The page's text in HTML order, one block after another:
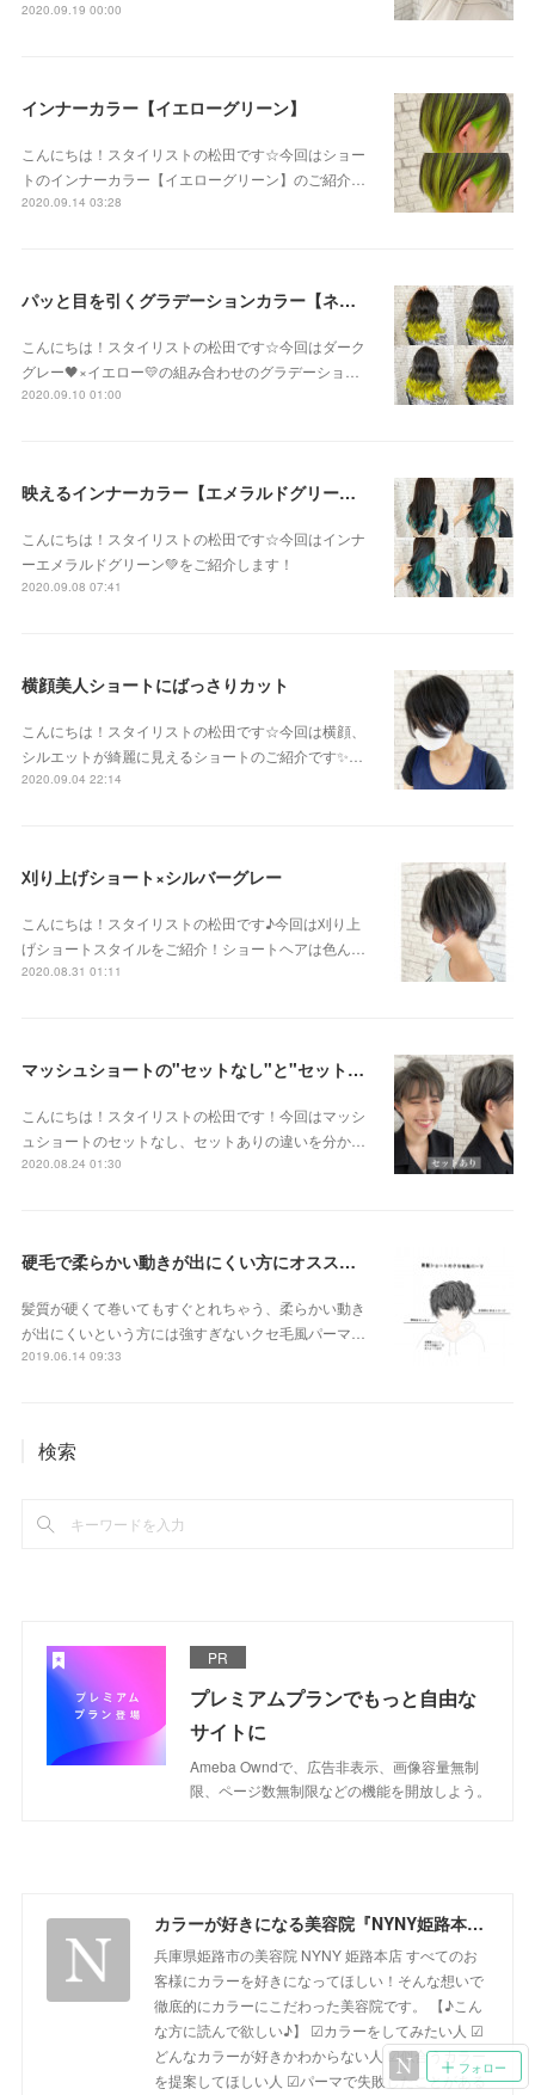
2020.09.19 00:00
インナーカラー【イエローグリーン】
こんにちは！スタイリストの松田です☆今回はショー
トのインナーカラー【イエローグリーン】のご紹介…
2020.09.14 03:28
パッと目を引くグラデーションカラー【ネオンイエロー】
こんにちは！スタイリストの松田です☆今回はダーク
グレー🖤×イエロー💛の組み合わせのグラデーショ…
2020.09.10 01:00
映えるインナーカラー【エメラルドグリーン】
こんにちは！スタイリストの松田です☆今回はインナ
ーエメラルドグリーン💚をご紹介します！
2020.09.08 07:41
横顔美人ショートにばっさりカット
こんにちは！スタイリストの松田です☆今回は横顔、
シルエットが綺麗に見えるショートのご紹介です✨…
2020.09.04 22:14
刈り上げショート×シルバーグレー
こんにちは！スタイリストの松田です♪今回は刈り上
げショートスタイルをご紹介！ショートヘアは色ん…
2020.08.31 01:11
マッシュショートの"セットなし"と"セットあり"
こんにちは！スタイリストの松田です！今回はマッシ
ュショートのセットなし、セットありの違いを分か…
2020.08.24 01:30
硬毛で柔らかい動きが出にくい方にオススメクセ毛風パーマ
髪質が硬くて巻いてもすぐとれちゃう、柔らかい動き
が出にくいという方には強すぎないクセ毛風パーマ…
2019.06.14 09:33
検索
PR
プレミアムプランでもっと自由な
サイトに
Ameba Owndで、広告非表示、画像容量無制
限、ページ数無制限などの機能を開放しよう。
カラーが好きになる美容院『NYNY姫路本店』ブログ
兵庫県姫路市の美容院 NYNY 姫路本店 すべてのお
客様にカラーを好きになってほしい！そんな想いで
徹底的にカラーにこだわった美容院です。 【♪こん
な方に読んで欲しい♪】 ☑カラーをしてみたい人 ☑
どんなカラーが好きかわからない人 ☑似合うカラー
を提案してほしい人 ☑パーマで失敗したことがある
フォロー